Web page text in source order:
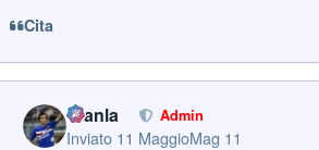
Cita
Gianla Admin
Inviato 11 MaggioMag 11